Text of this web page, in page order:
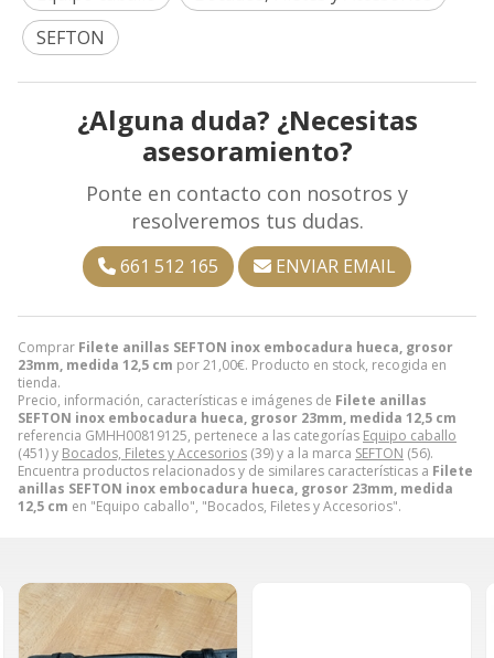
Comprar Filete anillas SEFTON inox embocadura hueca, grosor
23mm, medida 12,5 cm por21,00€. Producto en stock, recogida en
tienda.
Precio, información, características e imágenes de Filete anillas
SEFTON inox embocadura hueca, grosor 23mm, medida 12,5 cm
referencia GMHH00819125, pertenece a las categorías Equipo caballo
(451) y Bocados, Filetes y Accesorios (39) y a la marca SEFTON (56).
Encuentra productos relacionados y de similares características a Filete
anillas SEFTON inox embocadura hueca, grosor 23mm, medida
12,5 cm en "Equipo caballo", "Bocados, Filetes y Accesorios".
SEFTON
¿Alguna duda? ¿Necesitas
asesoramiento?
Ponte en contacto con nosotros y
resolveremos tus dudas.
661 512 165 ENVIAR EMAIL